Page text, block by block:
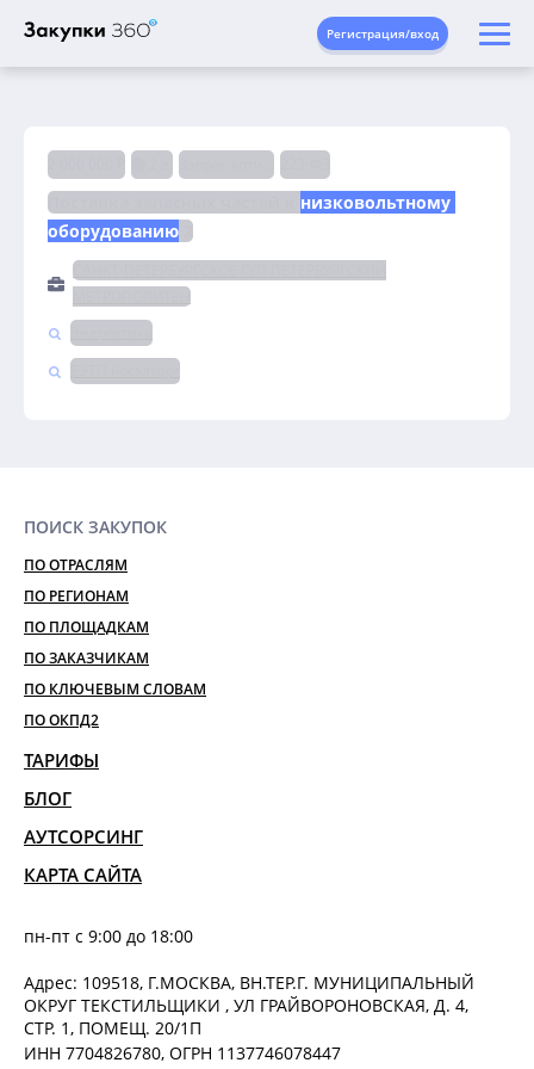
Регистрация/вход
Поставка запасных частей к низковольтному
оборудованию 2
САНКТ-ПЕТЕРБУРГСКОЕ ГУП ПЕТЕРБУРГСКИЙ
МЕТРОПОЛИТЕН
ПОИСК ЗАКУПОК
ПО ОТРАСЛЯМ
ПО РЕГИОНАМ
ПО ПЛОЩАДКАМ
ПО ЗАКАЗЧИКАМ
ПО КЛЮЧЕВЫМ СЛОВАМ
ПО ОКПД2
ТАРИФЫ
БЛОГ
АУТСОРСИНГ
КАРТА САЙТА
пн-пт с 9:00 до 18:00
Адрес: 109518, Г.МОСКВА, ВН.ТЕР.Г. МУНИЦИПАЛЬНЫЙ
ОКРУГ ТЕКСТИЛЬЩИКИ , УЛ ГРАЙВОРОНОВСКАЯ, Д. 4,
СТР. 1, ПОМЕЩ. 20/1П
ИНН 7704826780, ОГРН 1137746078447